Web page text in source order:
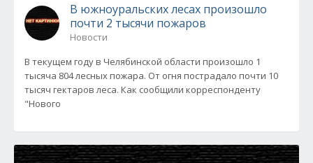
В южноуральских лесах произошло
почти 2 тысячи пожаров
Новости
В текущем году в Челябинской области произошло 1
тысяча 804 лесных пожара. От огня пострадало почти 10
тысяч гектаров леса. Как сообщили корреспонденту
"Нового